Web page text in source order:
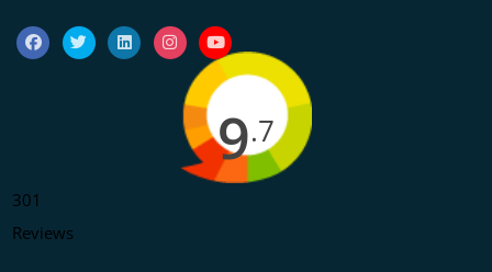
9.7
301
Reviews